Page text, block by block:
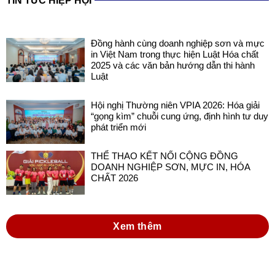
Đồng hành cùng doanh nghiệp sơn và mực
in Việt Nam trong thực hiện Luật Hóa chất
2025 và các văn bản hướng dẫn thi hành
Luật
Hội nghị Thường niên VPIA 2026: Hóa giải
“gọng kìm” chuỗi cung ứng, định hình tư duy
phát triển mới
THỂ THAO KẾT NỐI CỘNG ĐỒNG
DOANH NGHIỆP SƠN, MỰC IN, HÓA
CHẤT 2026
Xem thêm